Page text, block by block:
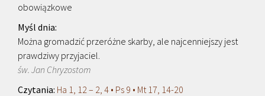
obowiązkowe
Można gromadzić przeróżne skarby, ale najcenniejszy jest
prawdziwy przyjaciel.
św. Jan Chryzostom
Ha 1, 12 – 2, 4 • Ps 9 • Mt 17, 14-20